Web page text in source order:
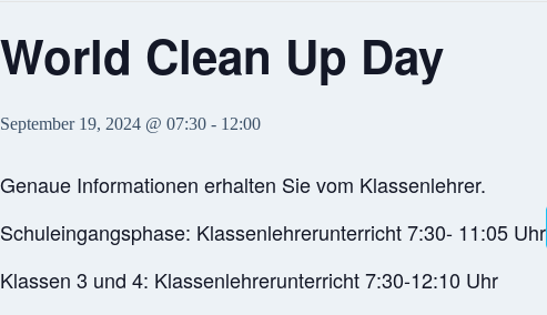
World Clean Up Day
September 19, 2024 @ 07:30 - 12:00
Genaue Informationen erhalten Sie vom Klassenlehrer.
Schuleingangsphase: Klassenlehrerunterricht 7:30- 11:05 Uhr
Klassen 3 und 4: Klassenlehrerunterricht 7:30-12:10 Uhr